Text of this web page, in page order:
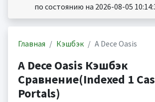
по состоянию на 2026-08-05
Главная Кэшбэк A Dece Oasis
A Dece Oasis Кэшбэк
Сравнение(Indexed 1
Portals)